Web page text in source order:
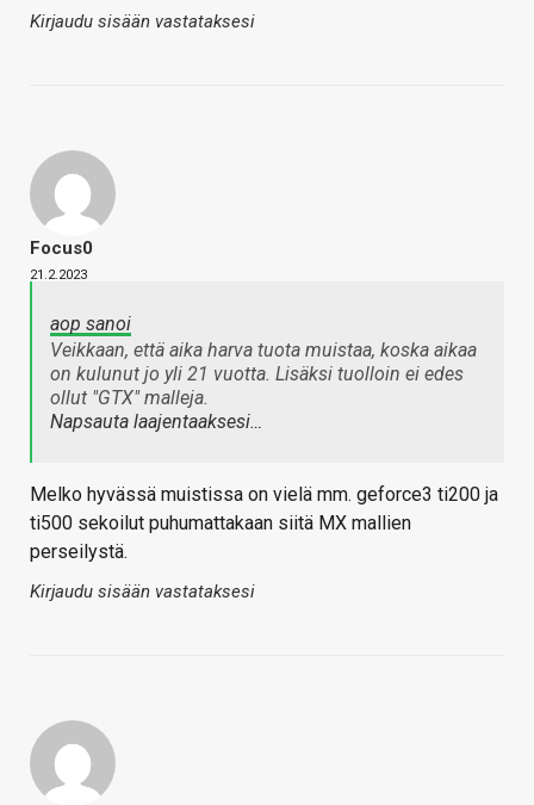
Kirjaudu sisään vastataksesi
Focus0
21.2.2023
aop sanoi
Veikkaan, että aika harva tuota muistaa, koska aikaa
on kulunut jo yli 21 vuotta. Lisäksi tuolloin ei edes
ollut "GTX" malleja.
Napsauta laajentaaksesi…
Melko hyvässä muistissa on vielä mm. geforce3 ti200 ja
ti500 sekoilut puhumattakaan siitä MX mallien
perseilystä.
Kirjaudu sisään vastataksesi